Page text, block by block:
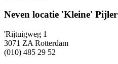
Neven locatie 'Kleine' Pijler
'Rijtuigweg 1
3071 ZA Rotterdam
(010) 485 29 52